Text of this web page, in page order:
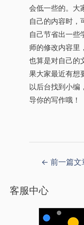
会低一些的。大
自己的内容时，
自己节省出一些
师的修改内容里
也算是对自己的
果大家最近有想
以后台找到小编
导你的写作哦！
← 前一篇文
客服中心